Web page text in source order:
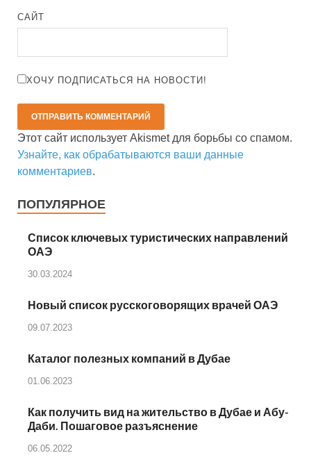
САЙТ
ХОЧУ ПОДПИСАТЬСЯ НА НОВОСТИ!
Этот сайт использует Akismet для борьбы со спамом.
Узнайте, как обрабатываются ваши данные
комментариев.
ПОПУЛЯРНОЕ
Список ключевых туристических направлений
ОАЭ
30.03.2024
Новый список русскоговорящих врачей ОАЭ
09.07.2023
Каталог полезных компаний в Дубае
01.06.2023
Как получить вид на жительство в Дубае и Абу-
Даби. Пошаговое разъяснение
06.05.2022